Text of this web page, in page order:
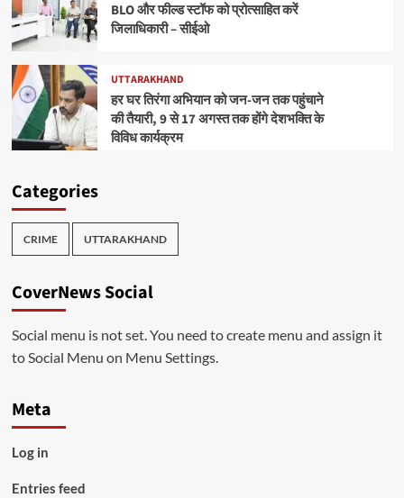
BLO और फील्ड स्टॉफ को प्रोत्साहित करें
जिलाधिकारी – सीईओ
UTTARAKHAND
हर घर तिरंगा अभियान को जन-जन तक पहुंचाने
की तैयारी, 9 से 17 अगस्त तक होंगे देशभक्ति के
विविध कार्यक्रम
Categories
CRIME UTTARAKHAND
CoverNews Social
Social menu is not set. You need to create menu and assign it
to Social Menu on Menu Settings.
Meta
Log in
Entries feed